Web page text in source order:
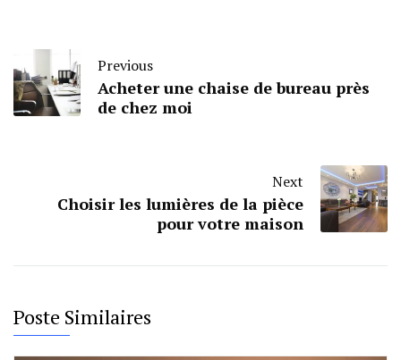
Previous
Acheter une chaise de bureau près
de chez moi
Next
Choisir les lumières de la pièce
pour votre maison
Poste Similaires